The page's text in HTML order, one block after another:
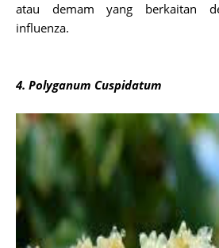
atau demam yang berkaitan
influenza.
4. Polyganum Cuspidatum